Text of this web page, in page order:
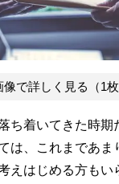
像で詳しく見る（1枚
ち着いてきた時期
は、これまであま
えはじめる方もい